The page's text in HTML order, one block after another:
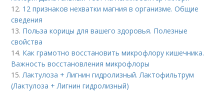
12. 12 признаков нехватки магния в организме. Общие
сведения
13. Польза корицы для вашего здоровья. Полезные
свойства
14. Как грамотно восстановить микрофлору кишечника.
Важность восстановления микрофлоры
15. Лактулоза + Лигнин гидролизный. Лактофильтрум
(Лактулоза + Лигнин гидролизный)